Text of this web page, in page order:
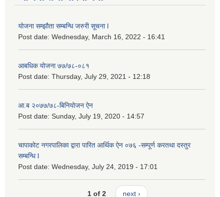
योजना सम्झौता सम्बन्धि जरुरी सूचना l
Post date: Wednesday, March 16, 2022 - 16:41
आबधिक योजना ७७/७८-०८१
Post date: Thursday, July 29, 2021 - 12:18
आ.ब २०७७/७८-बिनियोजन ऐन
Post date: Sunday, July 19, 2020 - 14:57
चापाकोट नगरपालिका द्वारा पारित आर्थिक ऐन ०७६ -सम्पूर्ण करतथा दस्तुर
सम्बन्धि I
Post date: Wednesday, July 24, 2019 - 17:01
1 of 2 next ›